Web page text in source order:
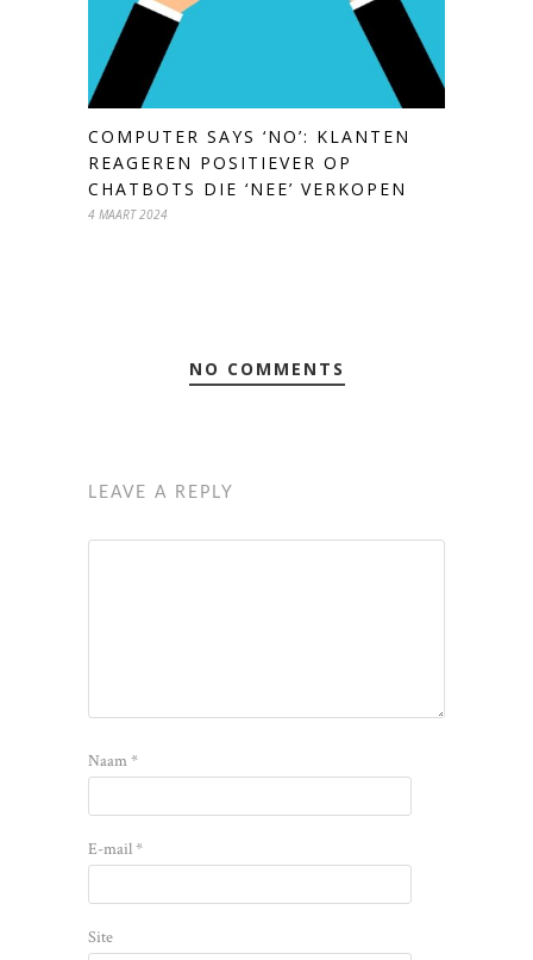
COMPUTER SAYS ‘NO’: KLANTEN
REAGEREN POSITIEVER OP
CHATBOTS DIE ‘NEE’ VERKOPEN
4 MAART 2024
NO COMMENTS
LEAVE A REPLY
Naam*
E-mail*
Site